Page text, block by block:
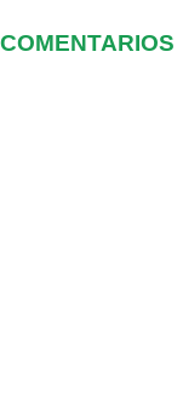
COMENTARIOS